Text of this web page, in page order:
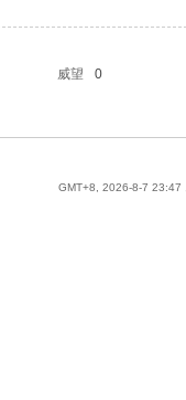
威望
0
GMT+8, 2026-8-7 23:47